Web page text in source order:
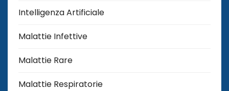
Intelligenza Artificiale
Malattie Infettive
Malattie Rare
Malattie Respiratorie